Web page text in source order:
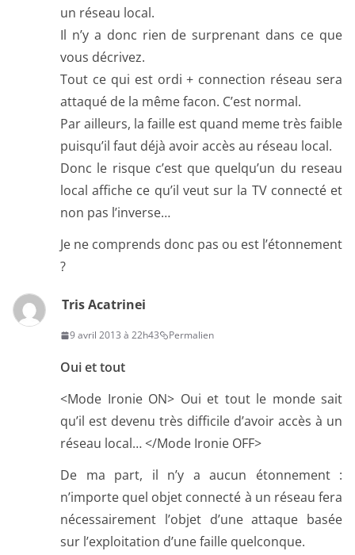
un réseau local.
Il n’y a donc rien de surprenant dans ce que
vous décrivez.
Tout ce qui est ordi + connection réseau sera
attaqué de la même facon. C’est normal.
Par ailleurs, la faille est quand meme très faible
puisqu’il faut déjà avoir accès au réseau local.
Donc le risque c’est que quelqu’un du reseau
local affiche ce qu’il veut sur la TV connecté et
non pas l’inverse…
Je ne comprends donc pas ou est l’étonnement
?
Tris Acatrinei
9 avril 2013 à 22h43 Permalien
Oui et tout
<Mode Ironie ON> Oui et tout le monde sait
qu’il est devenu très difficile d’avoir accès à un
réseau local… </Mode Ironie OFF>
De ma part, il n’y a aucun étonnement :
n’importe quel objet connecté à un réseau fera
nécessairement l’objet d’une attaque basée
sur l’exploitation d’une faille quelconque.